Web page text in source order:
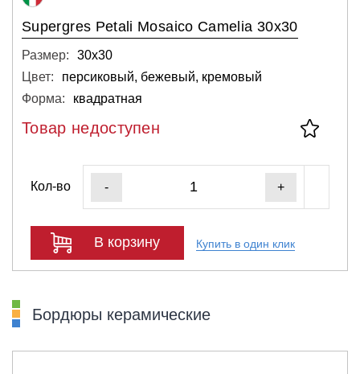
Supergres Petali Mosaico Camelia 30x30
Размер:
30х30
Цвет:
персиковый, бежевый, кремовый
Форма:
квадратная
Товар недоступен
Кол-во - +
В корзину Купить в один клик
Бордюры керамические